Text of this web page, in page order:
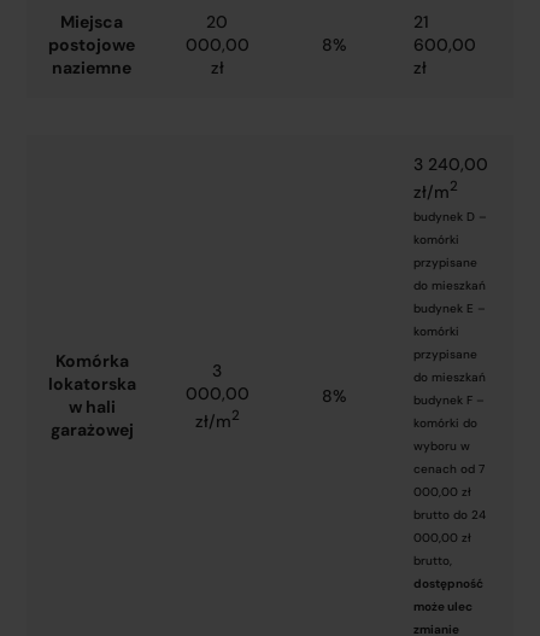
Miejsca
postojowe
naziemne
20
000,00
zł
8%
21
600,00
zł
Komórka
lokatorska
w hali
garażowej
3
000,00
zł/m2
8%
3 240,00
zł/m2
budynek D –
komórki
przypisane
do mieszkań
budynek E –
komórki
przypisane
do mieszkań
budynek F –
komórki do
wyboru w
cenach od 7
000,00 zł
brutto do 24
000,00 zł
brutto,
dostępność
może ulec
zmianie